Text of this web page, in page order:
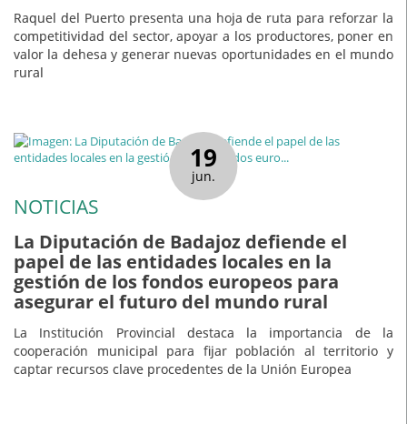
Raquel del Puerto presenta una hoja de ruta para reforzar la
competitividad del sector, apoyar a los productores, poner en
valor la dehesa y generar nuevas oportunidades en el mundo
rural
19
jun.
NOTICIAS
La Diputación de Badajoz defiende el
papel de las entidades locales en la
gestión de los fondos europeos para
asegurar el futuro del mundo rural
La Institución Provincial destaca la importancia de la
cooperación municipal para fijar población al territorio y
captar recursos clave procedentes de la Unión Europea